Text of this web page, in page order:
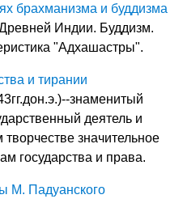
брахманизма и буддизма
Индии. Буддизм.
"Адхашастры".
и тирании
знаменитый
деятель и
значительное
государства и права.
М. Падуанского